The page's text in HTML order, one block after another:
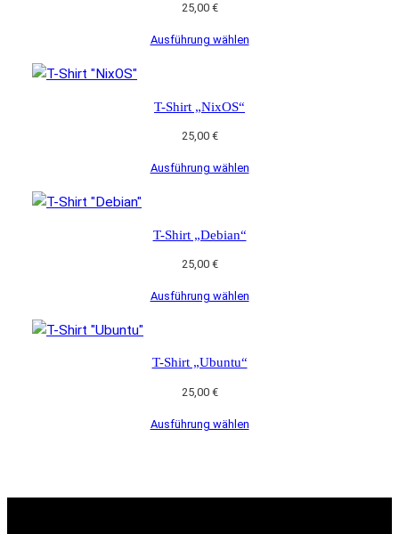
25,00 €
Ausführung wählen
T-Shirt „NixOS“
25,00 €
Ausführung wählen
T-Shirt „Debian“
25,00 €
Ausführung wählen
T-Shirt „Ubuntu“
25,00 €
Ausführung wählen